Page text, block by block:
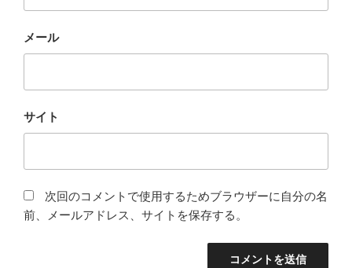
メール
サイト
次回のコメントで使用するためブラウザーに自分の名
前、メールアドレス、サイトを保存する。